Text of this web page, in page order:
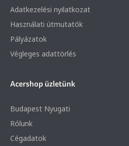
Adatkezelési nyilatkozat
Használati útmutatók
Pályázatok
Végleges adattörlés
Acershop üzletünk
Budapest Nyugati
Rólunk
Cégadatok